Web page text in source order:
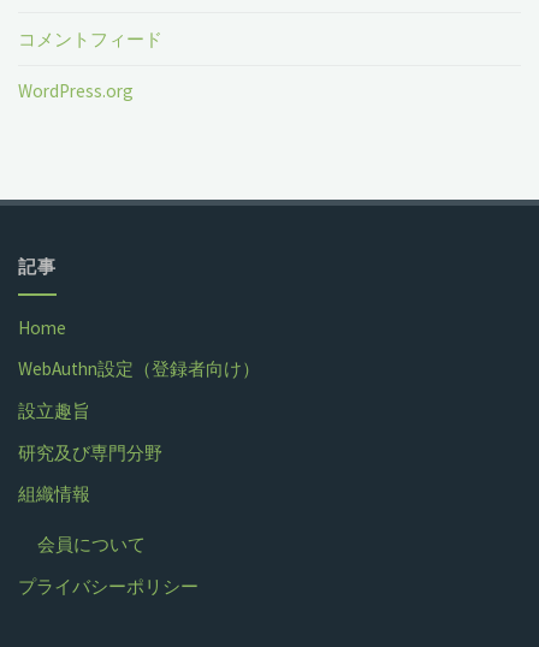
コメントフィード
WordPress.org
記事
Home
WebAuthn設定（登録者向け）
設立趣旨
研究及び専門分野
組織情報
会員について
プライバシーポリシー